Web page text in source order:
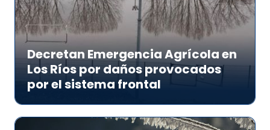
Decretan Emergencia Agrícola en
Los Ríos por daños provocados
por el sistema frontal